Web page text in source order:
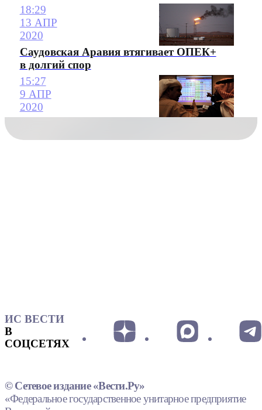
18:29
13 АПР
2020
Саудовская Аравия втягивает ОПЕК+
в долгий спор
15:27
9 АПР
2020
ИС ВЕСТИ
В
СОЦСЕТЯХ
© Сетевое издание «Вести.Ру»
«Федеральное государственное унитарное предприятие